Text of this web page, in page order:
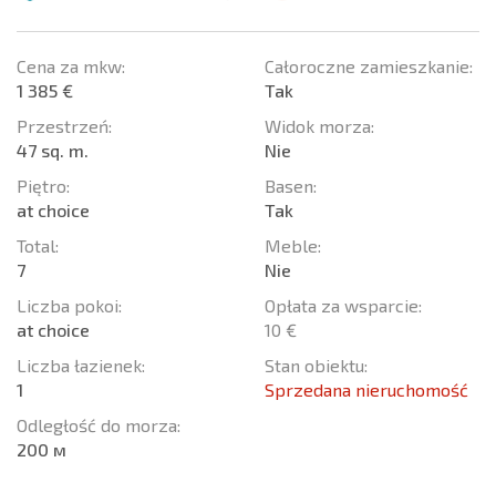
Cena za mkw:
1 385 €
Przestrzeń:
47 sq. m.
Piętro:
at choice
Total:
7
Liczba pokoi:
at choice
Liczba łazienek:
1
Odległość do morza:
200 м
Całoroczne zamieszkanie:
Tak
Widok morza:
Nie
Basen:
Tak
Meble:
Nie
Opłata za wsparcie:
10 €
Stan obiektu:
Sprzedana nieruchomość